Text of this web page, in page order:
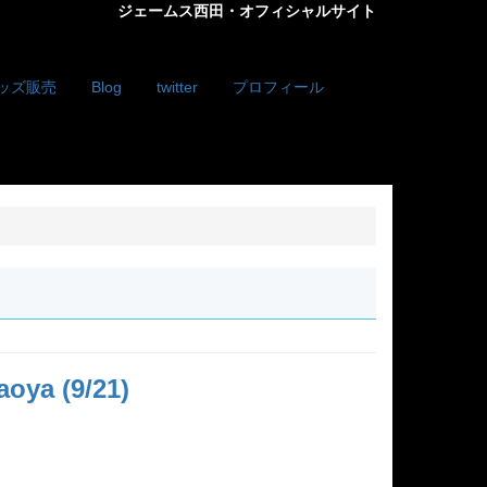
ジェームス西田・オフィシャルサイト
ズ販売 Blog twitter プロフィール
(9/21)